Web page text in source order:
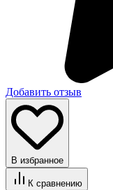
Добавить отзыв
В избранное
К сравнению